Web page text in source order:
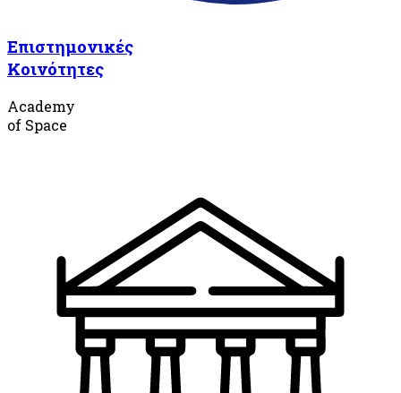
Επιστημονικές
Κοινότητες
Academy
of Space